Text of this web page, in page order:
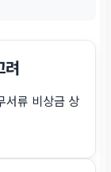
려
서류 비상금 상